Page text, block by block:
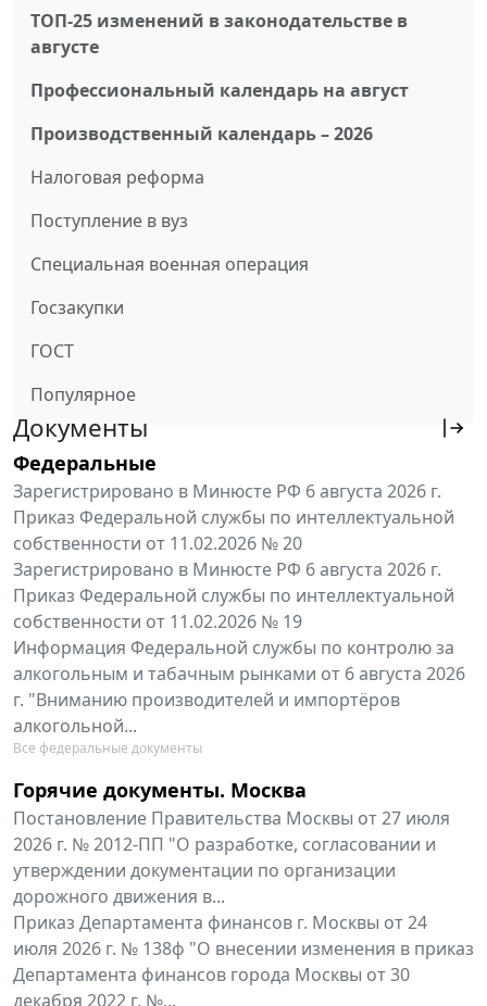
ТОП-25 изменений в законодательстве в
августе
Профессиональный календарь на август
Производственный календарь – 2026
Налоговая реформа
Поступление в вуз
Специальная военная операция
Госзакупки
ГОСТ
Популярное
Документы
Федеральные
Зарегистрировано в Минюсте РФ 6 августа 2026 г.
Приказ Федеральной службы по интеллектуальной
собственности от 11.02.2026 № 20
Зарегистрировано в Минюсте РФ 6 августа 2026 г.
Приказ Федеральной службы по интеллектуальной
собственности от 11.02.2026 № 19
Информация Федеральной службы по контролю за
алкогольным и табачным рынками от 6 августа 2026
г. "Вниманию производителей и импортёров
алкогольной...
Все федеральные документы
Горячие документы. Москва
Постановление Правительства Москвы от 27 июля
2026 г. № 2012-ПП "О разработке, согласовании и
утверждении документации по организации
дорожного движения в...
Приказ Департамента финансов г. Москвы от 24
июля 2026 г. № 138ф "О внесении изменения в приказ
Департамента финансов города Москвы от 30
декабря 2022 г. №...